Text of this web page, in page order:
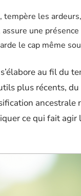
tempère les
une
le cap même
au fil du
plus récents,
ancestrale
ce qui fait agir